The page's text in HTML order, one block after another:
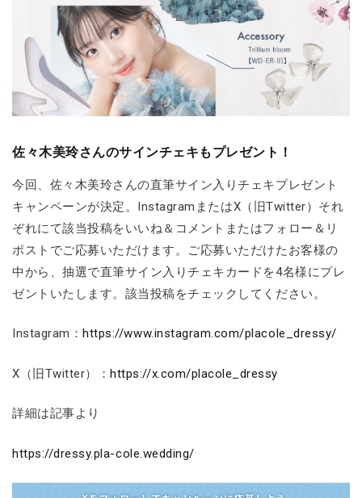
佐々木美玲さんのサインチェキもプレゼント！
今回、佐々木美玲さんの直筆サイン入りチェキプレゼント
キャンペーンが決定。InstagramまたはX（旧Twitter）それ
ぞれにて該当投稿をいいね＆コメントまたはフォロー＆リ
ポストでご応募いただけます。ご応募いただけたお客様の
中から、抽選で直筆サイン入りチェキカードを4名様にプレ
ゼントいたします。該当投稿をチェックしてください。
Instagram：https://www.instagram.com/placole_dressy/
X（旧Twitter）：https://x.com/placole_dressy
詳細は記事より
https://dressy.pla-cole.wedding/